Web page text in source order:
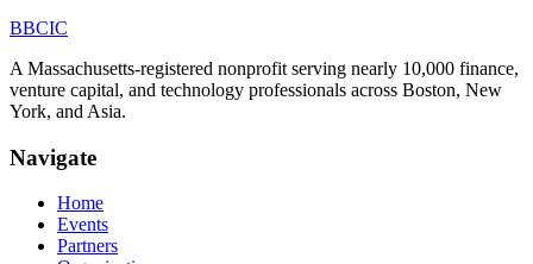
BBCIC
A Massachusetts-registered nonprofit serving nearly 10,000 finance,
venture capital, and technology professionals across Boston, New
York, and Asia.
Navigate
Home
Events
Partners